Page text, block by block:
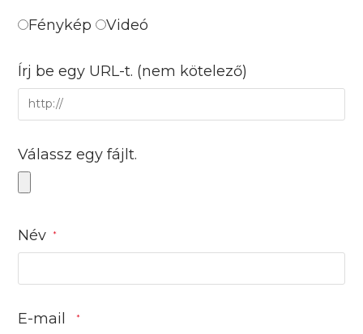
Fénykép
Videó
Írj be egy URL-t. (nem kötelező)
Válassz egy fájlt.
Név *
E-mail *